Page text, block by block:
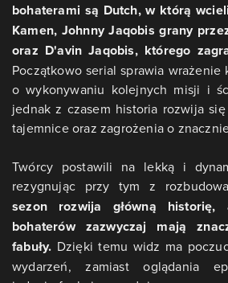
bohaterami są Dutch, w którą
Kamen, Johnny Jaqobis grany
oraz D'avin Jaqobis, którego
Początkowo serial sprawia
o wykonywaniu kolejnych misji i
jednak z czasem historia rozwija
tajemnice oraz zagrożenia o
Twórcy postawili na lekką i
rezygnując przy tym z
sezon rozwija główną
bohaterów zazwyczaj mają
fabuły. Dzięki temu widz ma
wydarzeń, zamiast oglądania